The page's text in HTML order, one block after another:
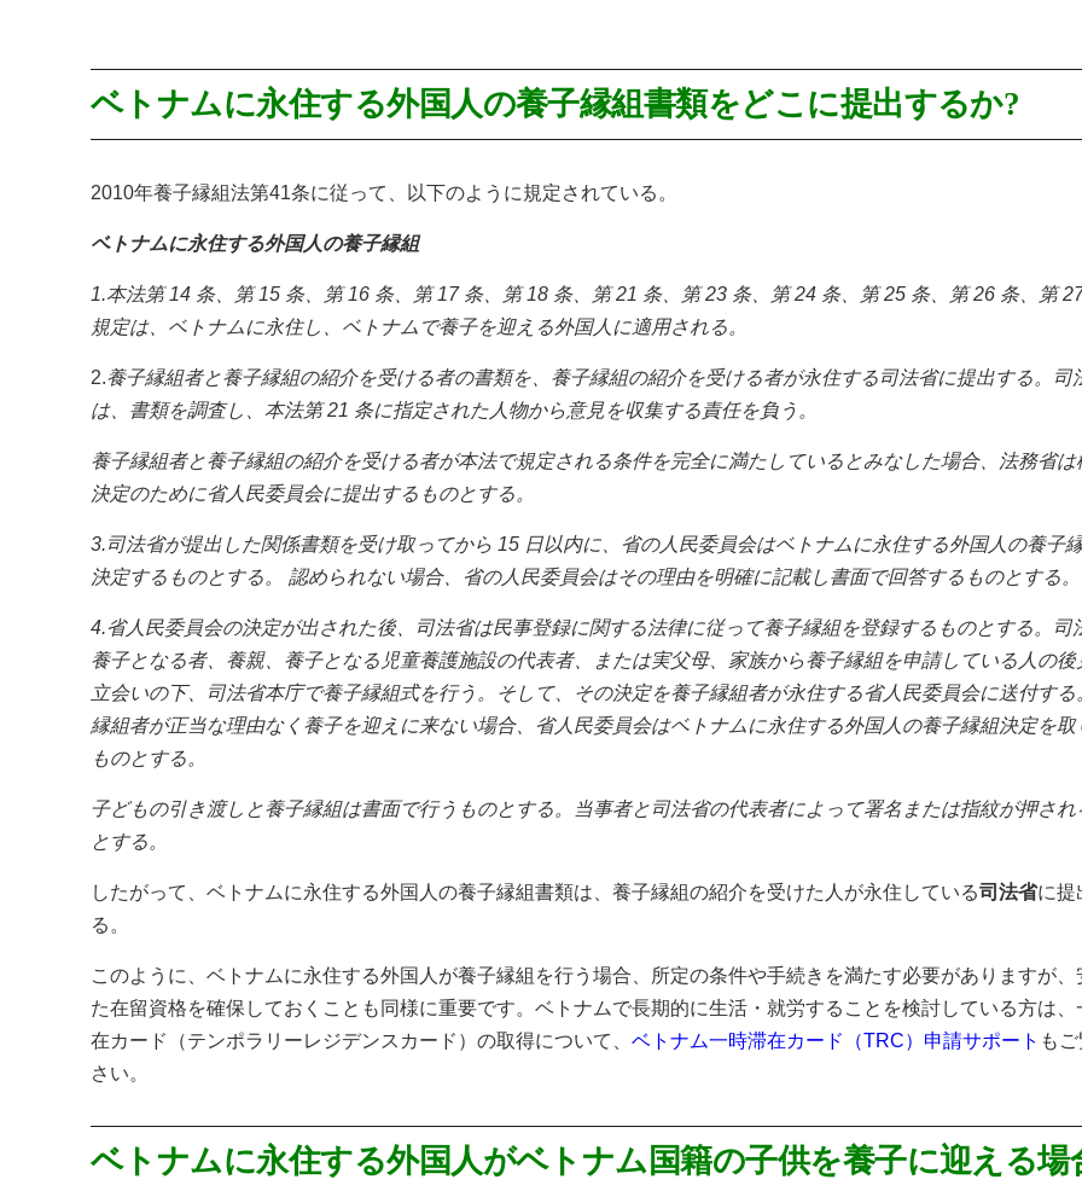
ベトナムに永住する外国人の養子縁組書類をどこに提出するか?
2010年養子縁組法第41条に従って、以下のように規定されている。
ベトナムに永住する外国人の養子縁組
1.本法第 14 条、第 15 条、第 16 条、第 17 条、第 18 条、第 21 条、第 23 条、第 24 条、第 25 条、第 26 条、第
規定は、ベトナムに永住し、ベトナムで養子を迎える外国人に適用される。
2.養子縁組者と養子縁組の紹介を受ける者の書類を、養子縁組の紹介を受ける者が永住する司法省に提出する。司
は、書類を調査し、本法第 21 条に指定された人物から意見を収集する責任を負う。
養子縁組者と養子縁組の紹介を受ける者が本法で規定される条件を完全に満たしているとみなした場合、法務省は
決定のために省人民委員会に提出するものとする。
3.司法省が提出した関係書類を受け取ってから 15 日以内に、省の人民委員会はベトナムに永住する外国人の養子
決定するものとする。 認められない場合、省の人民委員会はその理由を明確に記載し書面で回答するものとする。
4.省人民委員会の決定が出された後、司法省は民事登録に関する法律に従って養子縁組を登録するものとする。司
養子となる者、養親、養子となる児童養護施設の代表者、または実父母、家族から養子縁組を申請している人の後
立会いの下、司法省本庁で養子縁組式を行う。そして、その決定を養子縁組者が永住する省人民委員会に送付する
縁組者が正当な理由なく養子を迎えに来ない場合、省人民委員会はベトナムに永住する外国人の養子縁組決定を取
ものとする。
子どもの引き渡しと養子縁組は書面で行うものとする。当事者と司法省の代表者によって署名または指紋が押され
とする。
したがって、ベトナムに永住する外国人の養子縁組書類は、養子縁組の紹介を受けた人が永住している司法省に提
る。
このように、ベトナムに永住する外国人が養子縁組を行う場合、所定の条件や手続きを満たす必要がありますが、
た在留資格を確保しておくことも同様に重要です。ベトナムで長期的に生活・就労することを検討している方は、
在カード（テンポラリーレジデンスカード）の取得について、 ベトナム一時滞在カード（TRC）申請サポート も
さい。
ベトナムに永住する外国人がベトナム国籍の子供を養子に迎える場